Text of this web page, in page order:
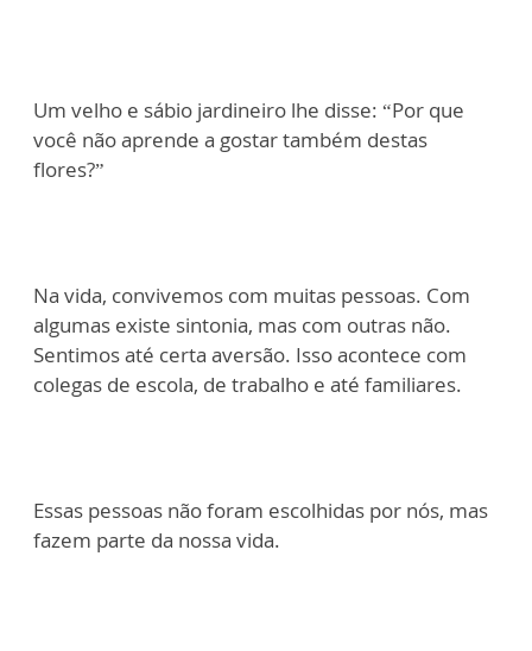
Um velho e sábio jardineiro lhe disse: “Por que
você não aprende a gostar também destas
flores?”
Na vida, convivemos com muitas pessoas. Com
algumas existe sintonia, mas com outras não.
Sentimos até certa aversão. Isso acontece com
colegas de escola, de trabalho e até familiares.
Essas pessoas não foram escolhidas por nós, mas
fazem parte da nossa vida.